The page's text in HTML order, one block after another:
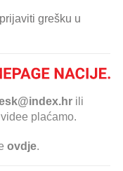
grešku u
ili
plaćamo.
ovdje.